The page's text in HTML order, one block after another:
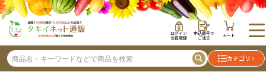
ログイン
会員登録
申込番号で
ご注文 カート
カテゴリ